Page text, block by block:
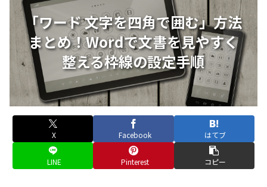
「ワード 文字を四角で囲む」方法
まとめ！Wordで文書を見やすく
整える枠線の設定手順
X Facebook はてブ
LINE Pinterest コピー